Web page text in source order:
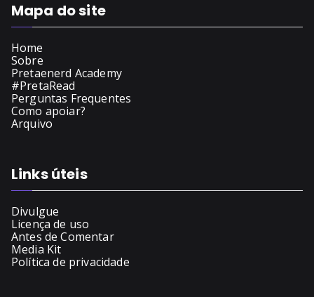
Mapa do site
Home
Sobre
Pretaenerd Academy
#PretaRead
Perguntas Frequentes
Como apoiar?
Arquivo
Links úteis
Divulgue
Licença de uso
Antes de Comentar
Media Kit
Política de privacidade